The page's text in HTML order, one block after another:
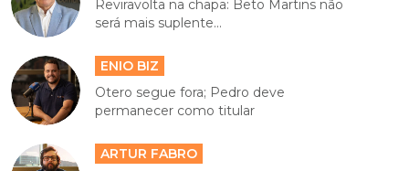
Reviravolta na chapa: Beto Martins não
será mais suplente...
ENIO BIZ
Otero segue fora; Pedro deve
permanecer como titular
ARTUR FABRO